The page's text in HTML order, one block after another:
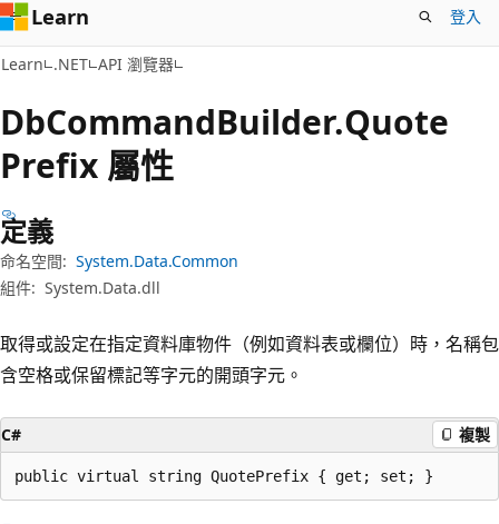
Learn 登入
Learn .NET API 瀏覽器
DbCommandBuilder.Quote
Prefix 屬性
定義
命名空間: System.Data.Common
組件: System.Data.dll
取得或設定在指定資料庫物件（例如資料表或欄位）時，名稱包
含空格或保留標記等字元的開頭字元。
C# 複製
public virtual string QuotePrefix { get; set; }